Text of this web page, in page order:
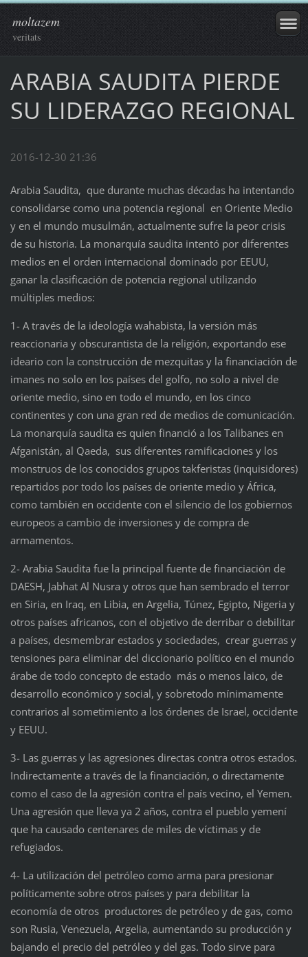
moltazem
veritats
ARABIA SAUDITA PIERDE
SU LIDERAZGO REGIONAL
2016-12-30 21:36
Arabia Saudita, que durante muchas décadas ha intentando
consolidarse como una potencia regional en Oriente Medio
y en el mundo musulmán, actualmente sufre la peor crisis
de su historia. La monarquía saudita intentó por diferentes
medios en el orden internacional dominado por EEUU,
ganar la clasificación de potencia regional utilizando
múltiples medios:
1- A través de la ideología wahabista, la versión más
reaccionaria y obscurantista de la religión, exportando ese
ideario con la construcción de mezquitas y la financiación de
imanes no solo en los países del golfo, no solo a nivel de
oriente medio, sino en todo el mundo, en los cinco
continentes y con una gran red de medios de comunicación.
La monarquía saudita es quien financió a los Talibanes en
Afganistán, al Qaeda, sus diferentes ramificaciones y los
monstruos de los conocidos grupos takferistas (inquisidores)
repartidos por todo los países de oriente medio y África,
como también en occidente con el silencio de los gobiernos
europeos a cambio de inversiones y de compra de
armamentos.
2- Arabia Saudita fue la principal fuente de financiación de
DAESH, Jabhat Al Nusra y otros que han sembrado el terror
en Siria, en Iraq, en Libia, en Argelia, Túnez, Egipto, Nigeria y
otros países africanos, con el objetivo de derribar o debilitar
a países, desmembrar estados y sociedades, crear guerras y
tensiones para eliminar del diccionario político en el mundo
árabe de todo concepto de estado más o menos laico, de
desarrollo económico y social, y sobretodo mínimamente
contrarios al sometimiento a los órdenes de Israel, occidente
y EEUU.
3- Las guerras y las agresiones directas contra otros estados.
Indirectamente a través de la financiación, o directamente
como el caso de la agresión contra el país vecino, el Yemen.
Una agresión que lleva ya 2 años, contra el pueblo yemení
que ha causado centenares de miles de víctimas y de
refugiados.
4- La utilización del petróleo como arma para presionar
políticamente sobre otros países y para debilitar la
economía de otros productores de petróleo y de gas, como
son Rusia, Venezuela, Argelia, aumentando su producción y
bajando el precio del petróleo y del gas. Todo sirve para